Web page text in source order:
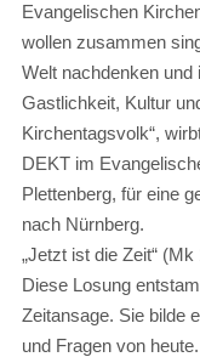
Evangelischen
wollen zusammen
Welt nachdenken
Gastlichkeit, Kultur
Kirchentagsvolk“,
DEKT im
Plettenberg, für eine
nach Nürnberg.
„Jetzt ist die Zeit“
Diese Losung
Zeitansage. Sie bilde
und Fragen von